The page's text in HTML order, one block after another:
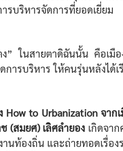
ารบริหารจัดการที่ยอดเยี่ย
ง” ในสายตาดิฉันนั้น คือเมื
การบริหาร ให้คนรุ่นหลังไ
to Urbanization จา
(สมยศ) เลิศลำยอง เกิดจา
นท้องถิ่น และถ่ายทอดเรื่อ